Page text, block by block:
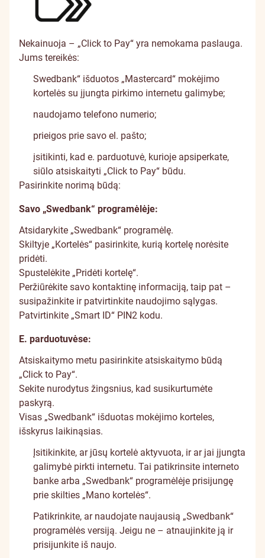
Nekainuoja – „Click to Pay“ yra nemokama paslauga.
Jums tereikės:
Swedbank“ išduotos „Mastercard“ mokėjimo
kortelės su įjungta pirkimo internetu galimybe;
naudojamo telefono numerio;
prieigos prie savo el. pašto;
įsitikinti, kad e. parduotuvė, kurioje apsiperkate,
siūlo atsiskaityti „Click to Pay“ būdu.
Pasirinkite norimą būdą:
Savo „Swedbank“ programėlėje:
Atsidarykite „Swedbank“ programėlę.
Skiltyje „Kortelės“ pasirinkite, kurią kortelę norėsite
pridėti.
Spustelėkite „Pridėti kortelę“.
Peržiūrėkite savo kontaktinę informaciją, taip pat –
susipažinkite ir patvirtinkite naudojimo sąlygas.
Patvirtinkite „Smart ID“ PIN2 kodu.
E. parduotuvėse:
Atsiskaitymo metu pasirinkite atsiskaitymo būdą
„Click to Pay“.
Sekite nurodytus žingsnius, kad susikurtumėte
paskyrą.
Visas „Swedbank“ išduotas mokėjimo korteles,
išskyrus laikinąsias.
Įsitikinkite, ar jūsų kortelė aktyvuota, ir ar jai įjungta
galimybė pirkti internetu. Tai patikrinsite interneto
banke arba „Swedbank“ programėlėje prisijungę
prie skilties „Mano kortelės“.
Patikrinkite, ar naudojate naujausią „Swedbank“
programėlės versiją. Jeigu ne – atnaujinkite ją ir
prisijunkite iš naujo.